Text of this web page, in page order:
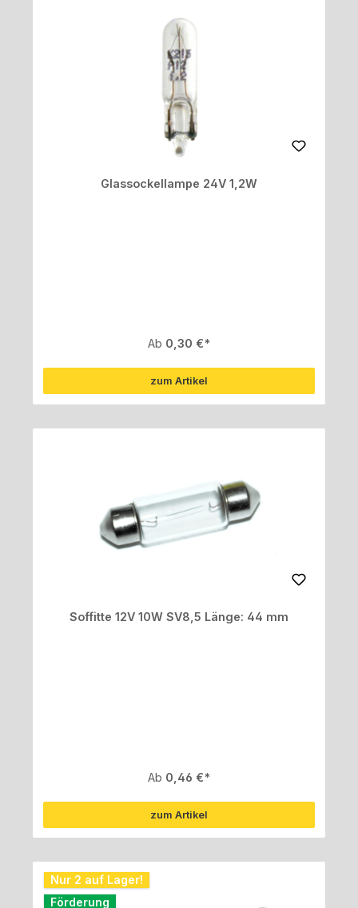
Glassockellampe 24V 1,2W
Regulärer Preis:
Ab 0,30 €
zum Artikel
Soffitte 12V 10W SV8,5 Länge: 44 mm
Regulärer Preis:
Ab 0,46 €
zum Artikel
Nur 2 auf Lager!
Förderung